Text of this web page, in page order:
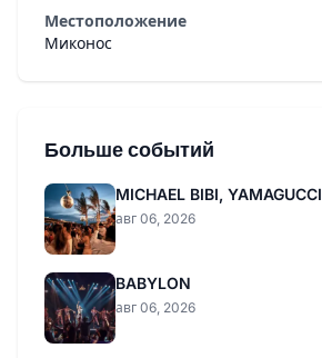
Местоположение
Миконос
Больше событий
MICHAEL BIBI, YAMAGUCCI
авг 06, 2026
BABYLON
авг 06, 2026